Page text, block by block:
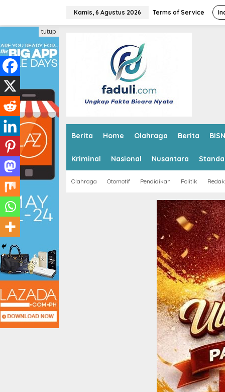
i
k
e
k
n
n
Kamis, 6 Agustus 2026 Terms of Service
Berita Home Olahraga Berita
Kriminal Nasional Nusantara
Olahraga Otomotif Pendidikan Politik
tutup